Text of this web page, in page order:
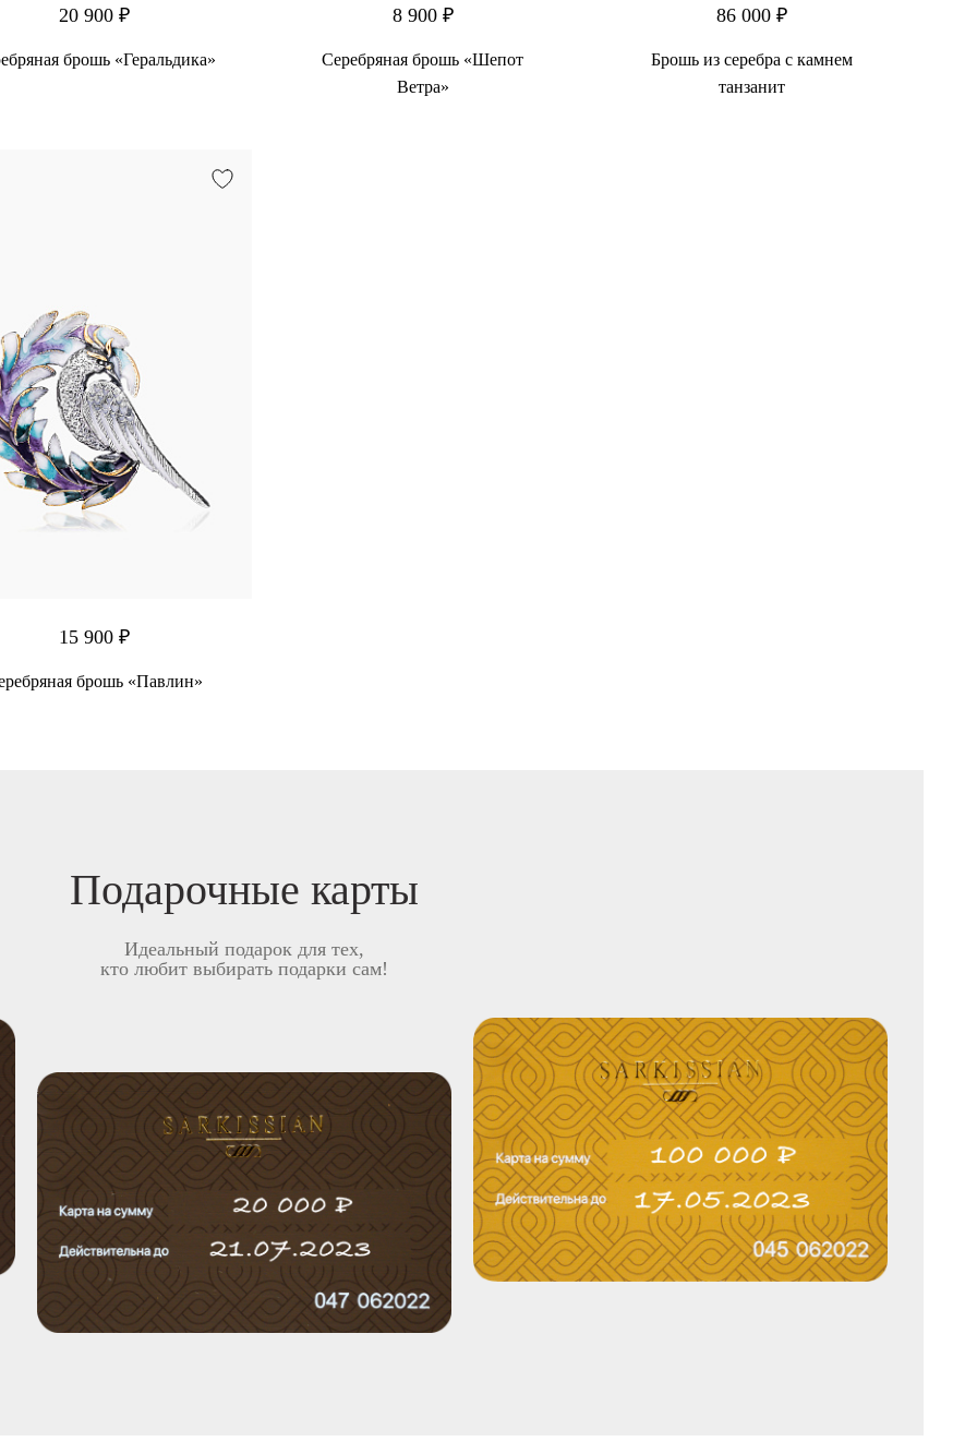
20 900 ₽
брошь «Геральдика»
8 900 ₽
Серебряная брошь «Шепот
Ветра»
86 000 ₽
Брошь из серебра с камнем
танзанит
15 900 ₽
брошь «Павлин»
Подарочные карты
Идеальный подарок для тех,
кто любит выбирать подарки сам!